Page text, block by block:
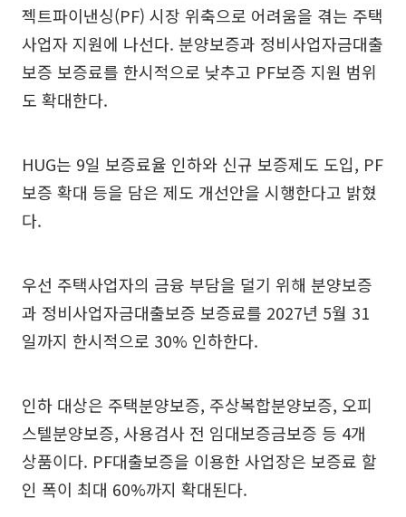
젝트파이낸싱(PF) 시장 위축으로 어려움을 겪는 주택
사업자 지원에 나선다. 분양보증과 정비사업자금대출
보증 보증료를 한시적으로 낮추고 PF보증 지원 범위
도 확대한다.
HUG는 9일 보증료율 인하와 신규 보증제도 도입, PF
보증 확대 등을 담은 제도 개선안을 시행한다고 밝혔
다.
우선 주택사업자의 금융 부담을 덜기 위해 분양보증
과 정비사업자금대출보증 보증료를 2027년 5월 31
일까지 한시적으로 30% 인하한다.
인하 대상은 주택분양보증, 주상복합분양보증, 오피
스텔분양보증, 사용검사 전 임대보증금보증 등 4개
상품이다. PF대출보증을 이용한 사업장은 보증료 할
인 폭이 최대 60%까지 확대된다.